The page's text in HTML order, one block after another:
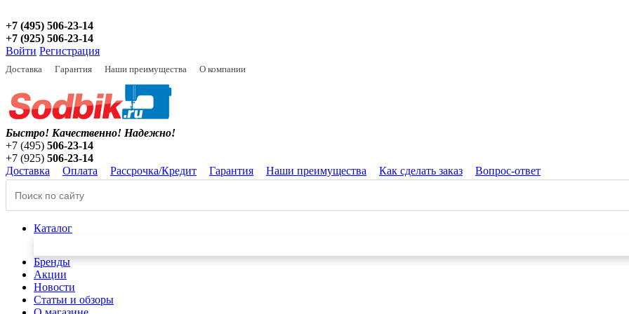
+7 (495) 506-23-14
+7 (925) 506-23-14
Войти Регистрация
Доставка Гарантия Наши преимущества О компании
Быстро! Качественно! Надежно!
+7 (495) 506-23-14
+7 (925) 506-23-14
Доставка
Оплата Рассрочка/Кредит Гарантия Наши преимущества Как сделать заказ Вопрос-ответ
Каталог
Бренды
Акции
Новости
Статьи и обзоры